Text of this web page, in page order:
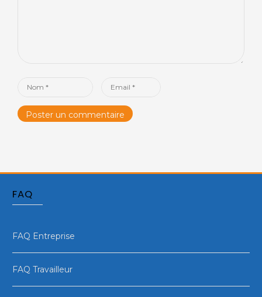
Name
Email
FAQ
FAQ Entreprise
FAQ Travailleur